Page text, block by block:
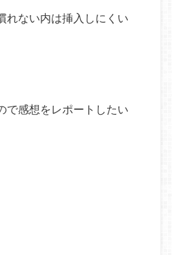
れない内は挿入しにくい
で感想をレポートしたい